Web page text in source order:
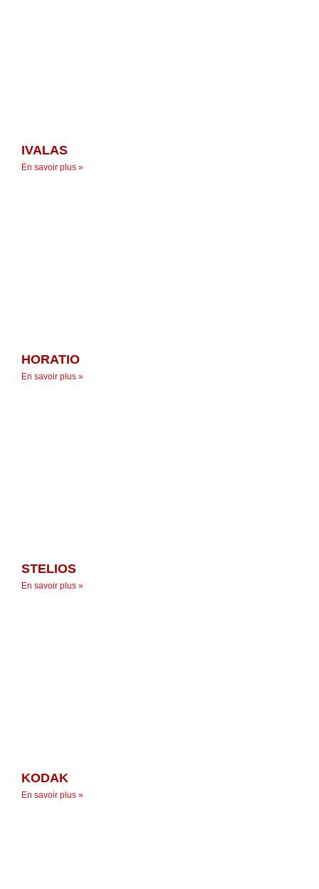
IVALAS
En savoir plus »
HORATIO
En savoir plus »
STELIOS
En savoir plus »
KODAK
En savoir plus »